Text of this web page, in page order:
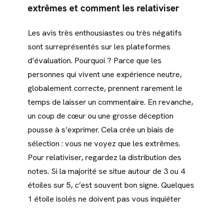
extrêmes et comment les relativiser
Les avis très enthousiastes ou très négatifs
sont surreprésentés sur les plateformes
d’évaluation. Pourquoi ? Parce que les
personnes qui vivent une expérience neutre,
globalement correcte, prennent rarement le
temps de laisser un commentaire. En revanche,
un coup de cœur ou une grosse déception
pousse à s’exprimer. Cela crée un biais de
sélection : vous ne voyez que les extrêmes.
Pour relativiser, regardez la distribution des
notes. Si la majorité se situe autour de 3 ou 4
étoiles sur 5, c’est souvent bon signe. Quelques
1 étoile isolés ne doivent pas vous inquiéter